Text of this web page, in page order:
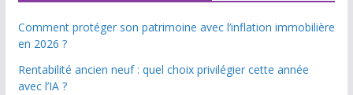
Comment protéger son patrimoine avec l’inflation immobilière
en 2026 ?
Rentabilité ancien neuf : quel choix privilégier cette année
avec l’IA ?